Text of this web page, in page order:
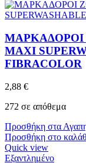
ΜΑΡΚΑΔΟΡΟΙ
MAXI
FIBRACOLOR
2,88 €
272 σε απόθεμα
Προσθήκη στα
Προσθήκη στο
Quick view
Εξαντλημένο